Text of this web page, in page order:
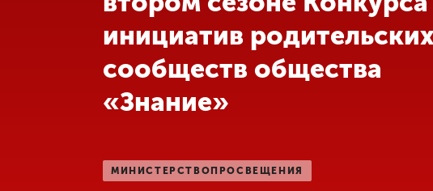
Международная
деятельность
Другие виды
деятельности
инициатив
сообществ общества
«Знание»
МИНИСТЕРСТВОПРОСВЕЩЕНИЯ